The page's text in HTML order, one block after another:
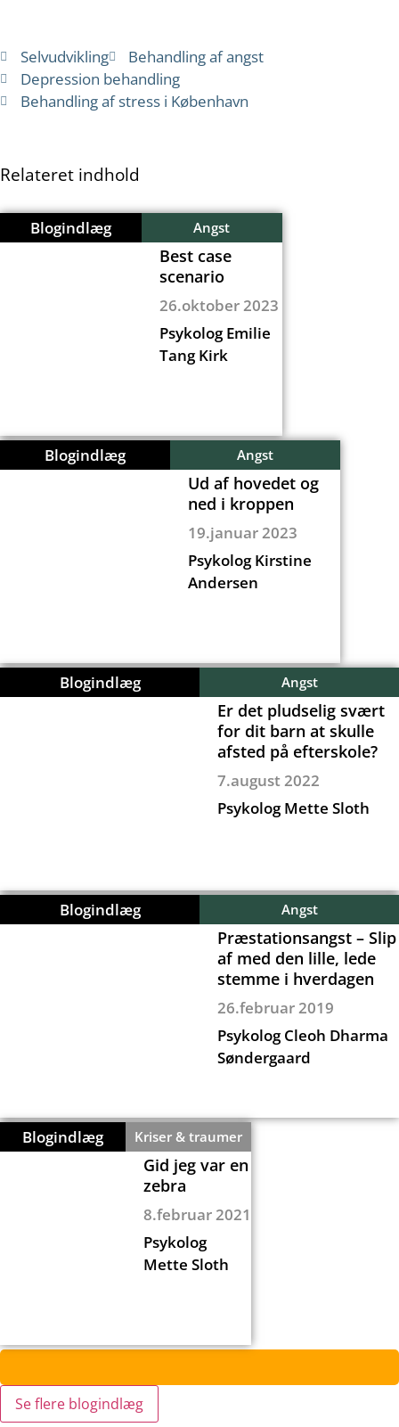
Selvudvikling
Behandling af angst
Depression behandling
Behandling af stress i København
Relateret indhold
Blogindlæg Angst
Best case
scenario
26.oktober 2023
Psykolog Emilie
Tang Kirk
Blogindlæg Angst
Ud af hovedet og
ned i kroppen
19.januar 2023
Psykolog Kirstine
Andersen
Blogindlæg Angst
Er det pludselig svært
for dit barn at skulle
afsted på efterskole?
7.august 2022
Psykolog Mette Sloth
Blogindlæg Angst
Præstationsangst – Slip
af med den lille, lede
stemme i hverdagen
26.februar 2019
Psykolog Cleoh Dharma
Søndergaard
Blogindlæg Kriser & traumer
Gid jeg var en
zebra
8.februar 2021
Psykolog
Mette Sloth
Se flere blogindlæg